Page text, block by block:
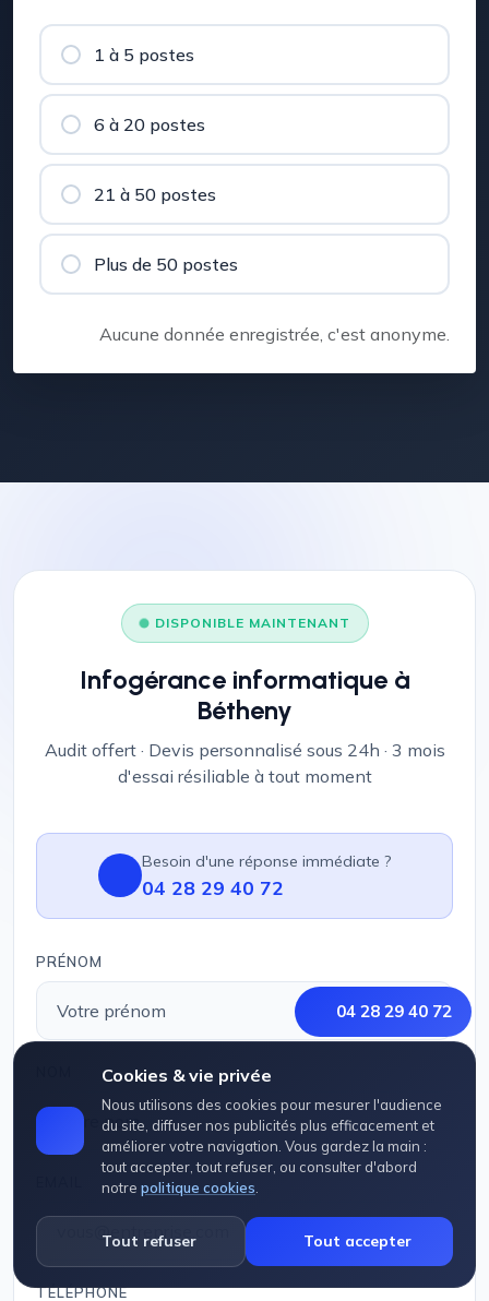
04 28 29 40 72
Cookies & vie privée
Nous utilisons des cookies pour mesurer l'audience
du site, diffuser nos publicités plus efficacement et
améliorer votre navigation. Vous gardez la main :
tout accepter, tout refuser, ou consulter d'abord
notre politique cookies
Tout refuser Tout accepter
1 à 5 postes
6 à 20 postes
21 à 50 postes
Plus de 50 postes
Aucune donnée enregistrée, c'est anonyme.
DISPONIBLE MAINTENANT
Infogérance informatique à
Bétheny
Audit offert · Devis personnalisé sous 24h · 3 mois
d'essai résiliable à tout moment
Besoin d'une réponse immédiate ?
04 28 29 40 72
PRÉNOM
TÉLÉPHONE